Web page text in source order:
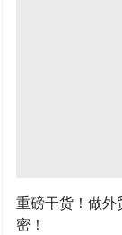
重磅干货！做
密！